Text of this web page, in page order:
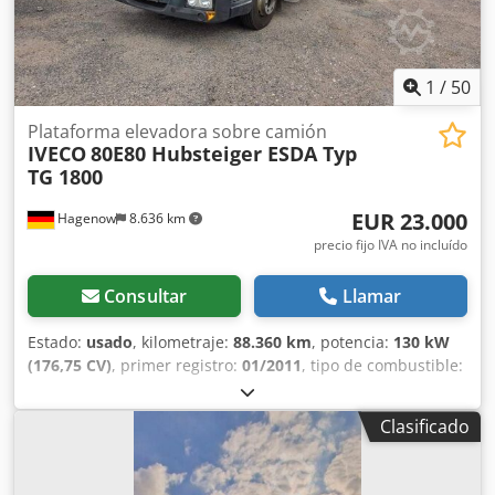
empresa, traducidos de forma similar a lo anterior)
1 / 50
Hagenow 8.636 km
Plataforma elevadora sobre camión
IVECO80E80 Hubsteiger ESDA Typ
TG 1800
EUR 23.000
precio fijo IVA no incluído
Consultar Llamar
Estado: usado, kilometraje: 88.360 km, potencia: 130 kW
(176,75 CV), primer registro: 01/2011, tipo de combustible:
, color:
engranaje:mecánico, clase de emisión:Euro 5, número de
, longitud total: 7.500 mm, ancho total:2.480
, altura total:3.450 mm, Equipamiento:
Programa electrónico de estabilidad (ESP), filtro de
Clasificado